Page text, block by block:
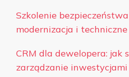
Szkolenie
modernizacja i
CRM dla dewelopera: jak
zarządzanie